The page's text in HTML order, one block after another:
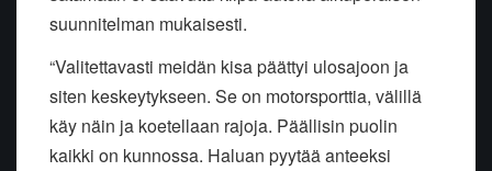
suunnitelman mukaisesti.
“Valitettavasti meidän kisa päättyi ulosajoon ja
siten keskeytykseen. Se on motorsporttia, välillä
käy näin ja koetellaan rajoja. Päällisin puolin
kaikki on kunnossa. Haluan pyytää anteeksi